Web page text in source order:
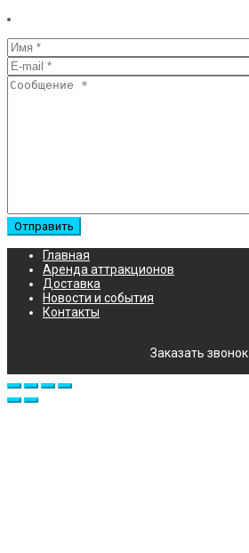
Главная
Аренда аттракционов
Доставка
Новости и события
Контакты
Заказать звонок